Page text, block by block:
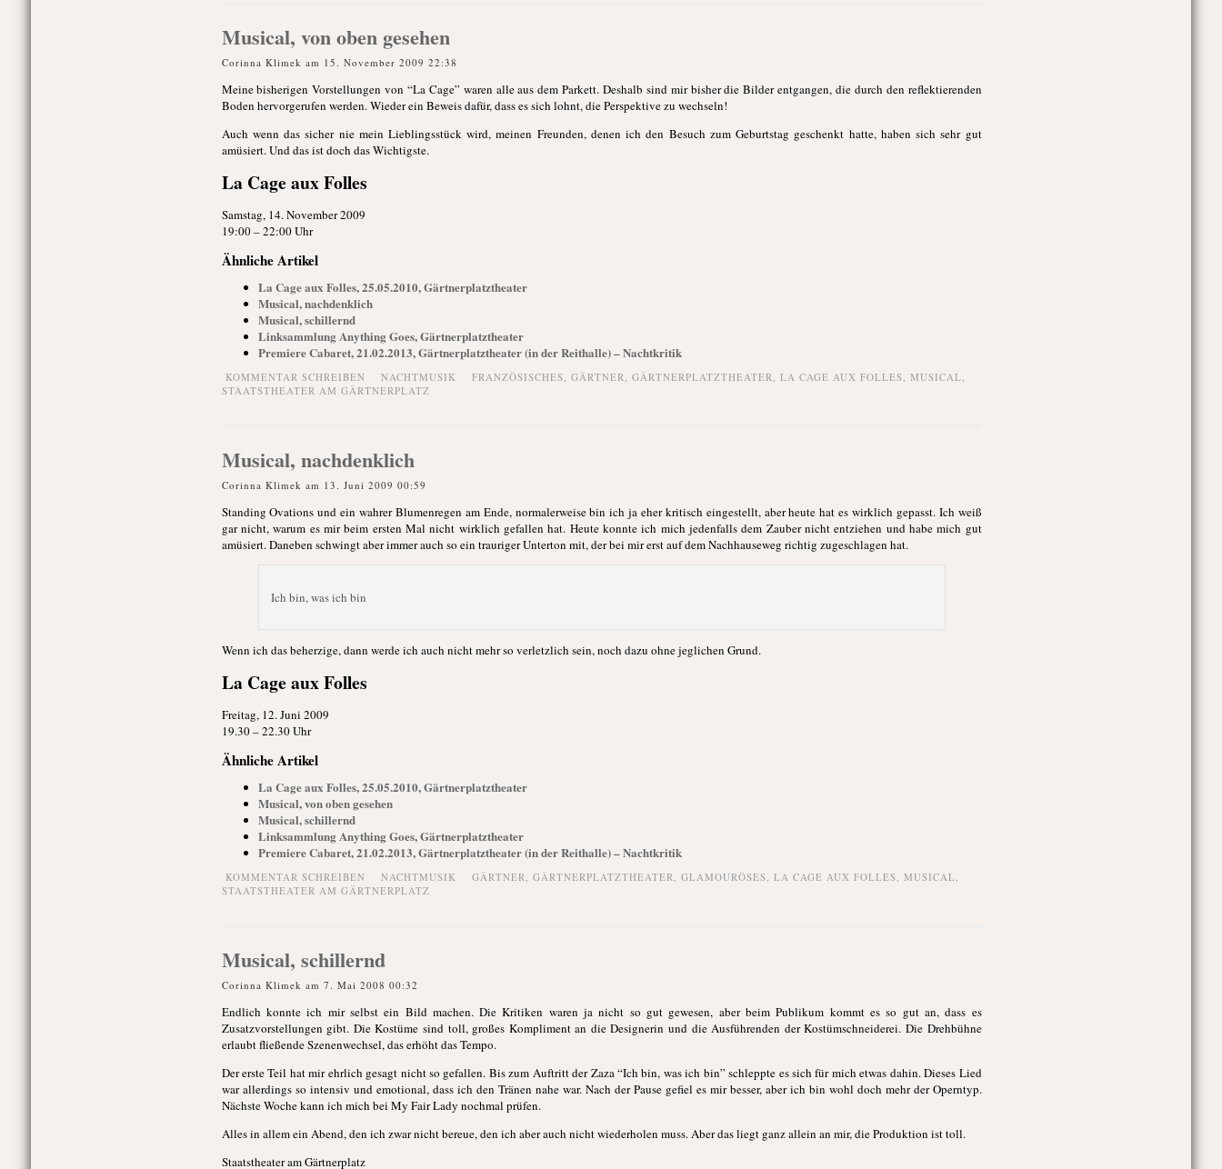
Musical, von oben gesehen
Corinna Klimek am 15. November 2009 22:38
Meine bisherigen Vorstellungen von “La Cage” waren alle aus dem Parkett. Deshalb sind mir bisher die Bilder entgangen, die durch den reflektierenden
Boden hervorgerufen werden. Wieder ein Beweis dafür, dass es sich lohnt, die Perspektive zu wechseln!
Auch wenn das sicher nie mein Lieblingsstück wird, meinen Freunden, denen ich den Besuch zum Geburtstag geschenkt hatte, haben sich sehr gut
amüsiert. Und das ist doch das Wichtigste.
La Cage aux Folles
Samstag, 14. November 2009
19:00 – 22:00 Uhr
Ähnliche Artikel
La Cage aux Folles, 25.05.2010, Gärtnerplatztheater
Musical, nachdenklich
Musical, schillernd
Linksammlung Anything Goes, Gärtnerplatztheater
Premiere Cabaret, 21.02.2013, Gärtnerplatztheater (in der Reithalle) – Nachtkritik
KOMMENTAR SCHREIBEN NACHTMUSIK FRANZÖSISCHES, GÄRTNER, GÄRTNERPLATZTHEATER, LA CAGE AUX FOLLES, MUSICAL,
STAATSTHEATER AM GÄRTNERPLATZ
Musical, nachdenklich
Corinna Klimek am 13. Juni 2009 00:59
Standing Ovations und ein wahrer Blumenregen am Ende, normalerweise bin ich ja eher kritisch eingestellt, aber heute hat es wirklich gepasst. Ich weiß
gar nicht, warum es mir beim ersten Mal nicht wirklich gefallen hat. Heute konnte ich mich jedenfalls dem Zauber nicht entziehen und habe mich gut
amüsiert. Daneben schwingt aber immer auch so ein trauriger Unterton mit, der bei mir erst auf dem Nachhauseweg richtig zugeschlagen hat.
Ich bin, was ich bin
Wenn ich das beherzige, dann werde ich auch nicht mehr so verletzlich sein, noch dazu ohne jeglichen Grund.
La Cage aux Folles
Freitag, 12. Juni 2009
19.30 – 22.30 Uhr
Ähnliche Artikel
La Cage aux Folles, 25.05.2010, Gärtnerplatztheater
Musical, von oben gesehen
Musical, schillernd
Linksammlung Anything Goes, Gärtnerplatztheater
Premiere Cabaret, 21.02.2013, Gärtnerplatztheater (in der Reithalle) – Nachtkritik
KOMMENTAR SCHREIBEN NACHTMUSIK GÄRTNER, GÄRTNERPLATZTHEATER, GLAMOURÖSES, LA CAGE AUX FOLLES, MUSICAL,
STAATSTHEATER AM GÄRTNERPLATZ
Musical, schillernd
Corinna Klimek am 7. Mai 2008 00:32
Endlich konnte ich mir selbst ein Bild machen. Die Kritiken waren ja nicht so gut gewesen, aber beim Publikum kommt es so gut an, dass es
Zusatzvorstellungen gibt. Die Kostüme sind toll, großes Kompliment an die Designerin und die Ausführenden der Kostümschneiderei. Die Drehbühne
erlaubt fließende Szenenwechsel, das erhöht das Tempo.
Der erste Teil hat mir ehrlich gesagt nicht so gefallen. Bis zum Auftritt der Zaza “Ich bin, was ich bin” schleppte es sich für mich etwas dahin. Dieses Lied
war allerdings so intensiv und emotional, dass ich den Tränen nahe war. Nach der Pause gefiel es mir besser, aber ich bin wohl doch mehr der Operntyp.
Nächste Woche kann ich mich bei My Fair Lady nochmal prüfen.
Alles in allem ein Abend, den ich zwar nicht bereue, den ich aber auch nicht wiederholen muss. Aber das liegt ganz allein an mir, die Produktion ist toll.
Staatstheater am Gärtnerplatz